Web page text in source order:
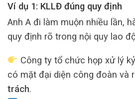
Ví dụ 1: KLLĐ đúng quy định
Anh A đi làm muộn nhiều lần,
quy định rõ trong nội quy lao
Công ty tổ chức họp xử lý
có mặt đại diện công đoàn và
trách.